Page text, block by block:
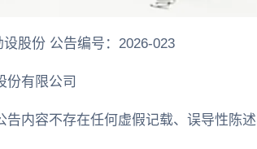
股份 公告编号：2026-023
份有限公司
告内容不存在任何虚假记载、误导性陈